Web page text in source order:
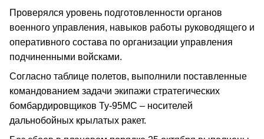
Проверялся уровень подготовленности органов
военного управления, навыков работы руководящего и
оперативного состава по организации управления
подчиненными войсками.
Согласно таблице полетов, выполнили поставленные
командованием задачи экипажи стратегических
бомбардировщиков Ту-95МС – носителей
дальнобойных крылатых ракет.